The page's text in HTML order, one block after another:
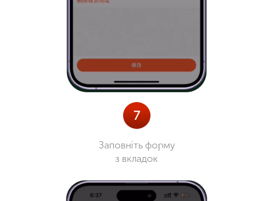
7
Заповніть форму
з вкладок